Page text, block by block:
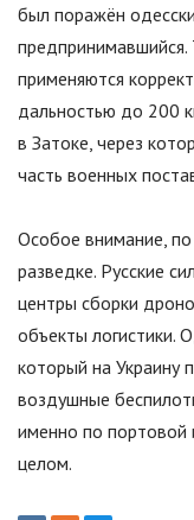
был поражён
предпринимавшийся.
применяются
дальностью до 200
в Затоке, через
часть военных
Особое внимание, по
разведке. Русские
центры сборки
объекты логистики.
который на Украину
воздушные
именно по портовой
целом.